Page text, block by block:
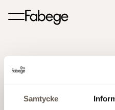
Samtycke